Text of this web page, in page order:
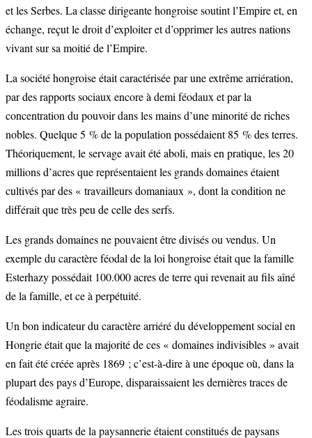
et les Serbes. La classe dirigeante hongroise soutint l’Empire et, en
échange, reçut le droit d’exploiter et d’opprimer les autres nations
vivant sur sa moitié de l’Empire.
La société hongroise était caractérisée par une extrême arriération,
par des rapports sociaux encore à demi féodaux et par la
concentration du pouvoir dans les mains d’une minorité de riches
nobles. Quelque 5 % de la population possédaient 85 % des terres.
Théoriquement, le servage avait été aboli, mais en pratique, les 20
millions d’acres que représentaient les grands domaines étaient
cultivés par des « travailleurs domaniaux », dont la condition ne
différait que très peu de celle des serfs.
Les grands domaines ne pouvaient être divisés ou vendus. Un
exemple du caractère féodal de la loi hongroise était que la famille
Esterhazy possédait 100.000 acres de terre qui revenait au fils aîné
de la famille, et ce à perpétuité.
Un bon indicateur du caractère arriéré du développement social en
Hongrie était que la majorité de ces « domaines indivisibles » avait
en fait été créée après 1869 ; c’est-à-dire à une époque où, dans la
plupart des pays d’Europe, disparaissaient les dernières traces de
féodalisme agraire.
Les trois quarts de la paysannerie étaient constitués de paysans